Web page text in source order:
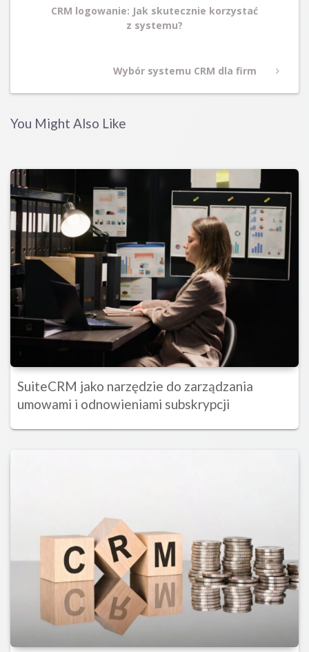
CRM logowanie: Jak skutecznie korzystać
z systemu?
Next
Wybór systemu CRM dla firm
You Might Also Like
SuiteCRM jako narzędzie do zarządzania
umowami i odnowieniami subskrypcji